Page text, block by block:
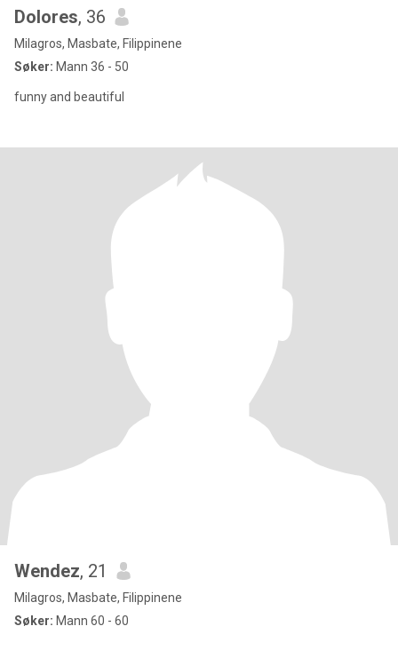
Dolores, 36
Milagros, Masbate, Filippinene
Søker: Mann 36 - 50
funny and beautiful
Wendez, 21
Milagros, Masbate, Filippinene
Søker: Mann 60 - 60